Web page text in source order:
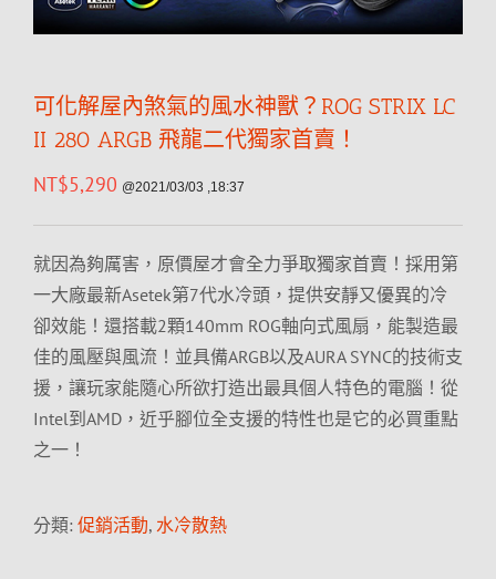
可化解屋內煞氣的風水神獸？ROG STRIX LC
II 280 ARGB 飛龍二代獨家首賣！
NT$5,290 @2021/03/03 ,18:37
就因為夠厲害，原價屋才會全力爭取獨家首賣！採用第
一大廠最新Asetek第7代水冷頭，提供安靜又優異的冷
卻效能！還搭載2顆140mm ROG軸向式風扇，能製造最
佳的風壓與風流！並具備ARGB以及AURA SYNC的技術支
援，讓玩家能隨心所欲打造出最具個人特色的電腦！從
Intel到AMD，近乎腳位全支援的特性也是它的必買重點
之一！
分類: 促銷活動, 水冷散熱